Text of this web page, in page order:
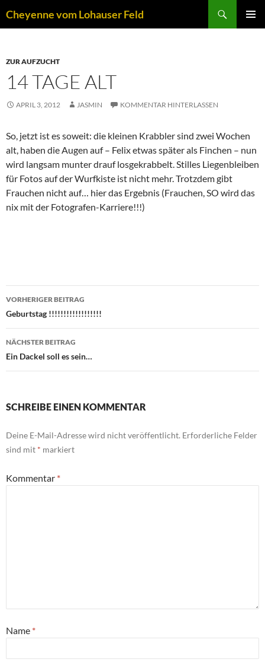
Inhalt
Cheyenne vom Lohauser Feld
ZUR AUFZUCHT
14 TAGE ALT
APRIL 3, 2012 JASMIN KOMMENTAR HINTERLASSEN
So, jetzt ist es soweit: die kleinen Krabbler sind zwei Wochen
alt, haben die Augen auf – Felix etwas später als Finchen – nun
wird langsam munter drauf losgekrabbelt. Stilles Liegenbleiben
für Fotos auf der Wurfkiste ist nicht mehr. Trotzdem gibt
Frauchen nicht auf… hier das Ergebnis (Frauchen, SO wird das
nix mit der Fotografen-Karriere!!!)
Beitragsnavigation
VORHERIGER BEITRAG
Geburtstag !!!!!!!!!!!!!!!!!!
NÄCHSTER BEITRAG
Ein Dackel soll es sein…
SCHREIBE EINEN KOMMENTAR
Deine E-Mail-Adresse wird nicht veröffentlicht. Erforderliche Felder
sind mit * markiert
Kommentar *
Name *